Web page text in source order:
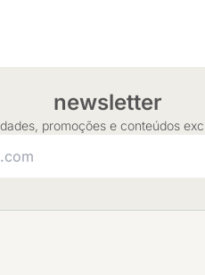
newsletter
promoções e conteúdos